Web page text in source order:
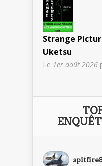
Strange
Uketsu
Le 1er août 2026